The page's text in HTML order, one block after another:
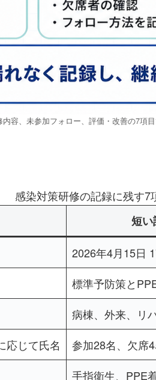
容、未参加フォロー、評価・改善の7項
感染対策研修の記録に残す7
短
2026年4月15日
標準予防策と
病棟、外来、リ
応じて氏名 参加28名、欠席4
手指衛生、PPE